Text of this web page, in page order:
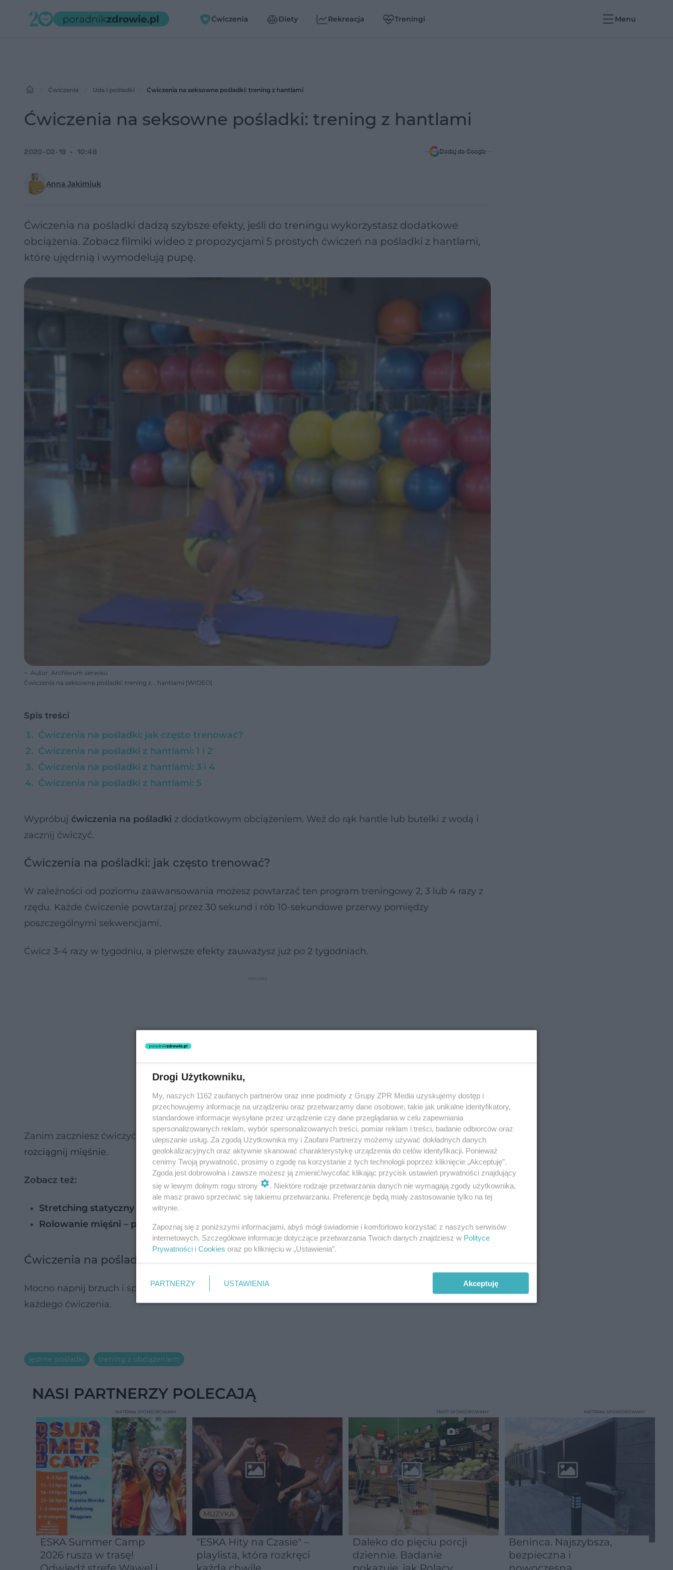
Ćwiczenia Diety Rekreacja Treningi Menu
Ćwiczenia Uda i pośladki Ćwiczenia na seksowne pośladki: trening z hantlami
Ćwiczenia na seksowne pośladki: trening z hantlami
Anna Jakimiuk
2020-02-19 10:48 Dodaj do Google
Ćwiczenia na pośladki dadzą szybsze efekty, jeśli do treningu wykorzystasz dodatkowe
obciążenia. Zobacz filmiki wideo z propozycjami 5 prostych ćwiczeń na pośladki z hantlami,
które ujędrnią i wymodelują pupę.
Autor: Archiwum serwisu
Ćwiczenia na seksowne pośladki: trening z... hantlami [WIDEO]
Spis treści
Ćwiczenia na pośladki: jak często trenować?
Ćwiczenia na pośladki z hantlami: 1 i 2
Ćwiczenia na pośladki z hantlami: 3 i 4
Ćwiczenia na pośladki z hantlami: 5
Wypróbuj ćwiczenia na pośladki z dodatkowym obciążeniem. Weź do rąk hantle lub butelki z wodą i
zacznij ćwiczyć.
Ćwiczenia na pośladki: jak często trenować?
W zależności od poziomu zaawansowania możesz powtarzać ten program treningowy 2, 3 lub 4 razy z
rzędu. Każde ćwiczenie powtarzaj przez 30 sekund i rób 10-sekundowe przerwy pomiędzy
poszczególnymi sekwencjami.
Ćwicz 3-4 razy w tygodniu, a pierwsze efekty zauważysz już po 2 tygodniach.
Zanim zaczniesz ćwiczyć, przygotuj się do wysiłku krótkąrozgrzewką, a po treningu koniecznie
rozciągnij mięśnie.
Zobacz też:
Stretching statyczny - ćwiczenia na rozciąganie po treningu
Rolowanie mięśni – po co i jak to robić?
Ćwiczenia na pośladki z hantlami: 1 i 2
Mocno napnij brzuch i spinaj pośladki. Pamiętaj o równomiernym i głębokim oddychaniu podczas
każdego ćwiczenia.
jędrne pośladki trening z obciążeniem
NASI PARTNERZY POLECAJĄ
ESKA Summer Camp
2026 rusza w trasę!
MATERIAŁ SPONSOROWANY
MUZYKA
"ESKA Hity na Czasie" –
playlista, która rozkręci
5
Daleko do pięciu porcji
dziennie. Badanie
TEKST SPONSOROWANY
Beninca. Najszybsza,
bezpieczna i
MATERIAŁ SPONSOROWANY
Drogi Użytkowniku,
My, naszych 1162 zaufanych partnerów oraz inne podmioty z Grupy ZPR Media uzyskujemy dostęp i
przechowujemy informacje na urządzeniu oraz przetwarzamy dane osobowe, takie jak unikalne identyfikatory,
standardowe informacje wysyłane przez urządzenie czy dane przeglądania w celu zapewniania
spersonalizowanych reklam, wybór spersonalizowanych treści, pomiar reklam i treści, badanie odbiorców oraz
ulepszanie usług. Za zgodą Użytkownika my i Zaufani Partnerzy możemy używać dokładnych danych
geolokalizacyjnych oraz aktywnie skanować charakterystykę urządzenia do celów identyfikacji. Ponieważ
cenimy Twoją prywatność, prosimy o zgodę na korzystanie z tych technologii poprzez kliknięcie „Akceptuję”.
Zgoda jest dobrowolna i zawsze możesz ją zmienić/wycofać klikając przycisk ustawień prywatności znajdujący
się w lewym dolnym rogu strony
. Niektóre rodzaje przetwarzania danych nie wymagają zgody użytkownika,
ale masz prawo sprzeciwić się takiemu przetwarzaniu. Preferencje będą miały zastosowanie tylko na tej
witrynie.
Zapoznaj się z poniższymi informacjami, abyś mógł świadomie i komfortowo korzystać z naszych serwisów
internetowych. Szczegółowe informacje dotyczące przetwarzania Twoich danych znajdziesz w Polityce
Prywatności i Cookies oraz po kliknięciu w „Ustawienia”.
PARTNERZY USTAWIENIA Akceptuję